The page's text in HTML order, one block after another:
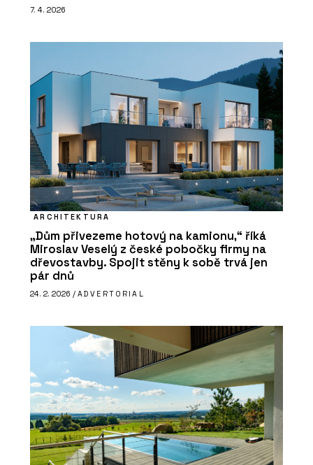
7. 4. 2026
ARCHITEKTURA
„Dům přivezeme hotový na kamionu,“ říká
Miroslav Veselý z české pobočky firmy na
dřevostavby. Spojit stěny k sobě trvá jen
pár dnů
24. 2. 2026 / ADVERTORIAL